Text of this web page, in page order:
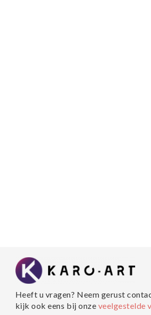
Heeft u vragen? Neem gerust
kijk ook eens bij onze veelgestelde